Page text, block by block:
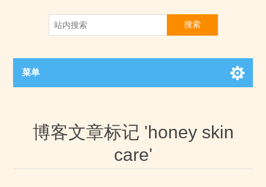
搜索
菜单
博客文章标记 'honey skin
care'